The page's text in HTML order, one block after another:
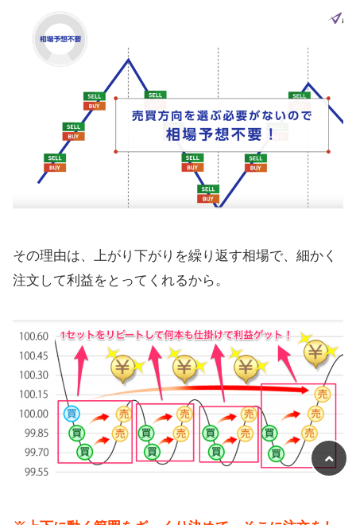
その理由は、上がり下がりを繰り返す相場で、細かく
注文して利益をとってくれるから。